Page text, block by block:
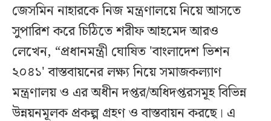
জেসমিন নাহারকে নিজ মন্ত্রণালয়ে নিয়ে আসতে
সুপারিশ করে চিঠিতে শরীফ আহমেদ আরও
লেখেন, “প্রধানমন্ত্রী ঘোষিত 'বাংলাদেশ ভিশন
২০৪১' বাস্তবায়নের লক্ষ্য নিয়ে সমাজকল্যাণ
মন্ত্রণালয় ও এর অধীন দপ্তর/অধিদপ্তরসমূহ বিভিন্ন
উন্নয়নমূলক প্রকল্প গ্রহণ ও বাস্তবায়ন করছে। এ